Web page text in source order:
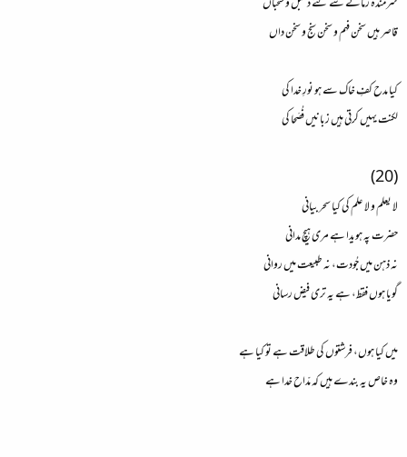
قاصر ہیں سخن فہم و سخن سنج و سخن داں
کیا مدح کفِ خاک سے ہو نورِ خدا کی
لکنت یہیں کرتی ہیں زبانیں فُصَحا کی
(20)
لا یعلم و لا علم کی کیا سحر بیانی
حضرت پہ ہویدا ہے مری ہیچ مدانی
نہ ذہن میں جُودت، نہ طبیعت میں روانی
گویا ہوں فقط، ہے یہ تری فیض رسانی
میں کیا ہوں، فرشتوں کی طلاقت ہے تو کیا ہے
وہ خاص یہ بندے ہیں کہ مدّاح خدا ہے